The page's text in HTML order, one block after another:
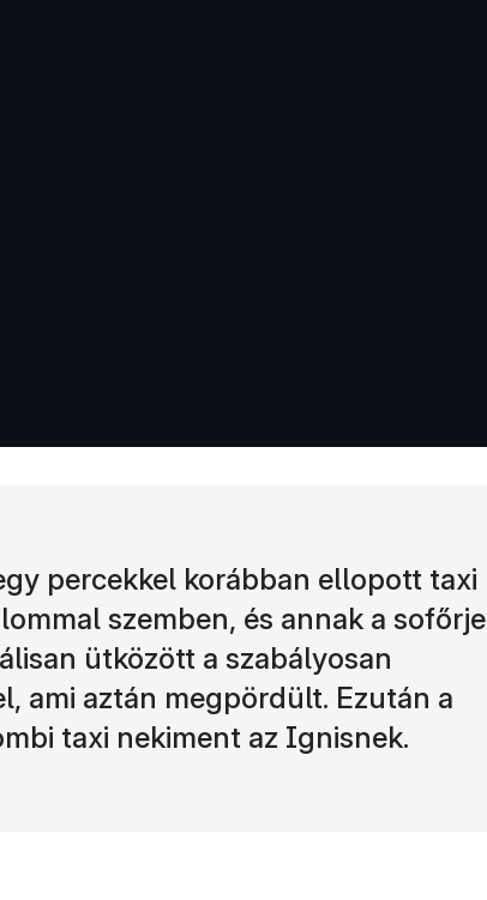
percekkel korábban ellopott taxi
szemben, és annak a sofőrje
ütközött a szabályosan
ami aztán megpördült. Ezután a
taxi nekiment az Ignisnek.